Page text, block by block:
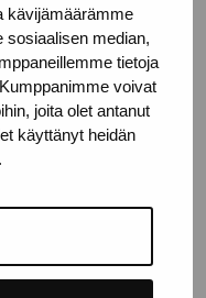
kävijämäärämme
median,
tietoja
voivat
joita olet antanut
käyttänyt heidän